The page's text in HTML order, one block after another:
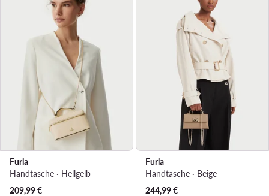
Furla
Handtasche · Hellgelb
209,99€
Furla
Handtasche · Beige
244,99€